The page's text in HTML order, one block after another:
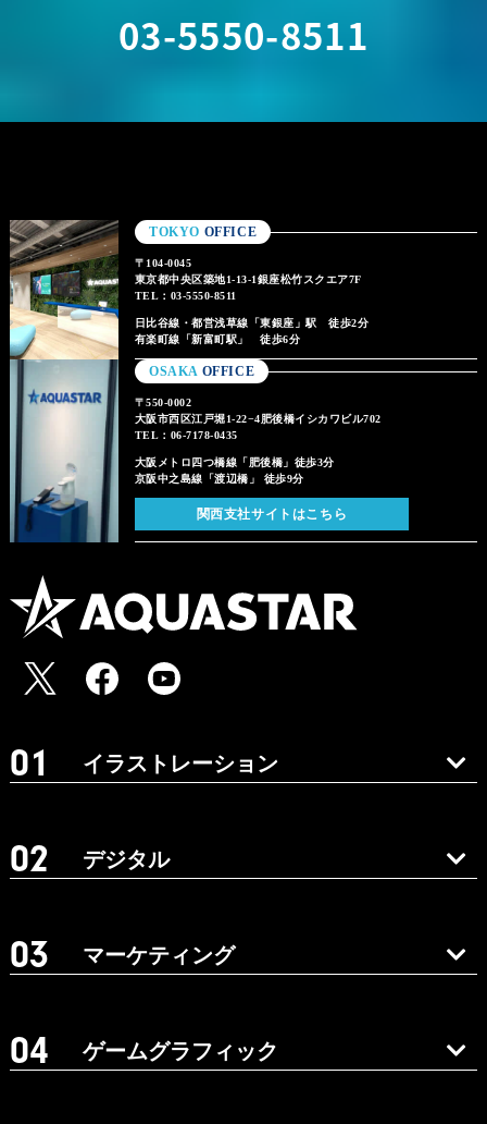
03-5550-8511
TOKYO OFFICE
〒104-0045
東京都中央区築地1-13-1銀座松竹スクエア7F
TEL：03-5550-8511
日比谷線・都営浅草線「東銀座」駅 徒歩2分
有楽町線「新富町駅」 徒歩6分
OSAKA OFFICE
〒550-0002
大阪市西区江戸堀1-22−4肥後橋イシカワビル702
TEL：06-7178-0435
大阪メトロ四つ橋線「肥後橋」徒歩3分
京阪中之島線「渡辺橋」 徒歩9分
関西支社サイトはこちら
イラストレーション
デジタル
マーケティング
ゲームグラフィック